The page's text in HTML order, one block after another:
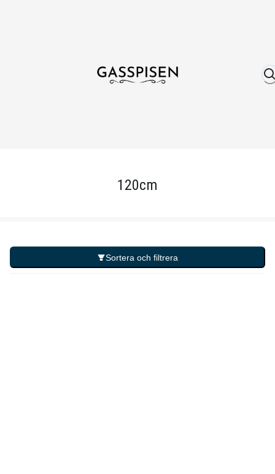
120cm
Sortera och filtrera